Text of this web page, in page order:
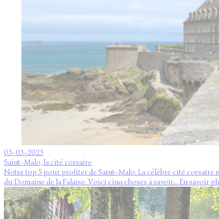
03-03-2023
Saint-Malo, la cité corsaire
Notre top 5 pour profiter de Saint-Malo. La célèbre cité corsaire
du Domaine de la Falaise. Voici cinq choses à savoir... En savoir